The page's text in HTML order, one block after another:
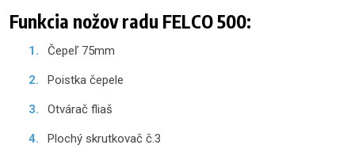
Funkcia nožov radu FELCO 500:
Čepeľ 75mm
Poistka čepele
Otvárač fliaš
Plochý skrutkovač č.3